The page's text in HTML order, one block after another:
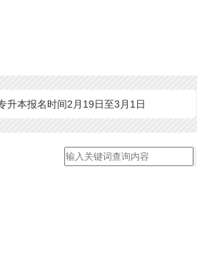
升本报名时间2月19日至3月1日